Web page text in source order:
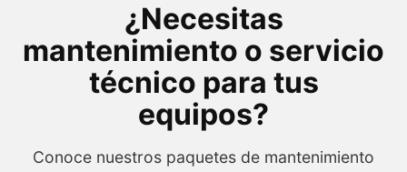
¿Necesitas
mantenimiento o servicio
técnico para tus
equipos?
Conoce nuestros paquetes de mantenimiento